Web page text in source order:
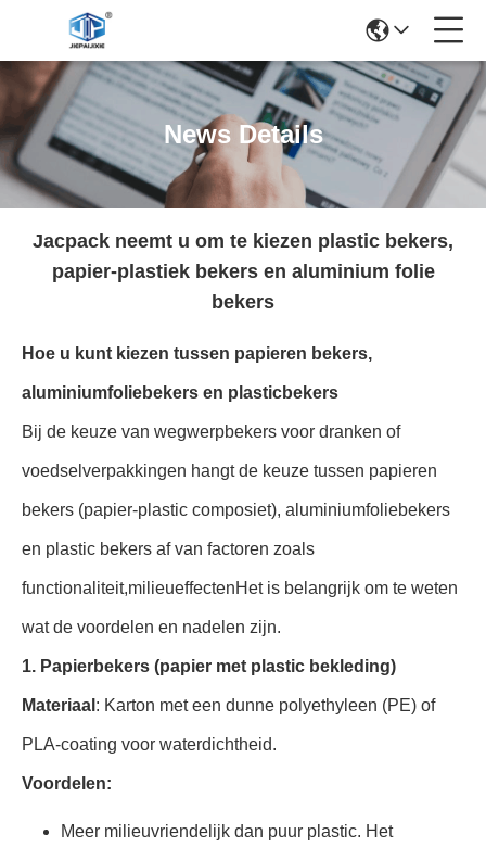
News Details
Jacpack neemt u om te kiezen plastic bekers,
papier-plastiek bekers en aluminium folie
bekers
Hoe u kunt kiezen tussen papieren bekers,
aluminiumfoliebekers en plasticbekers
Bij de keuze van wegwerpbekers voor dranken of
voedselverpakkingen hangt de keuze tussen papieren
bekers (papier-plastic composiet), aluminiumfoliebekers
en plastic bekers af van factoren zoals
functionaliteit,milieueffectenHet is belangrijk om te weten
wat de voordelen en nadelen zijn.
1. Papierbekers (papier met plastic bekleding)
Materiaal : Karton met een dunne polyethyleen (PE) of
PLA-coating voor waterdichtheid.
Voordelen:
Meer milieuvriendelijk dan puur plastic. Het